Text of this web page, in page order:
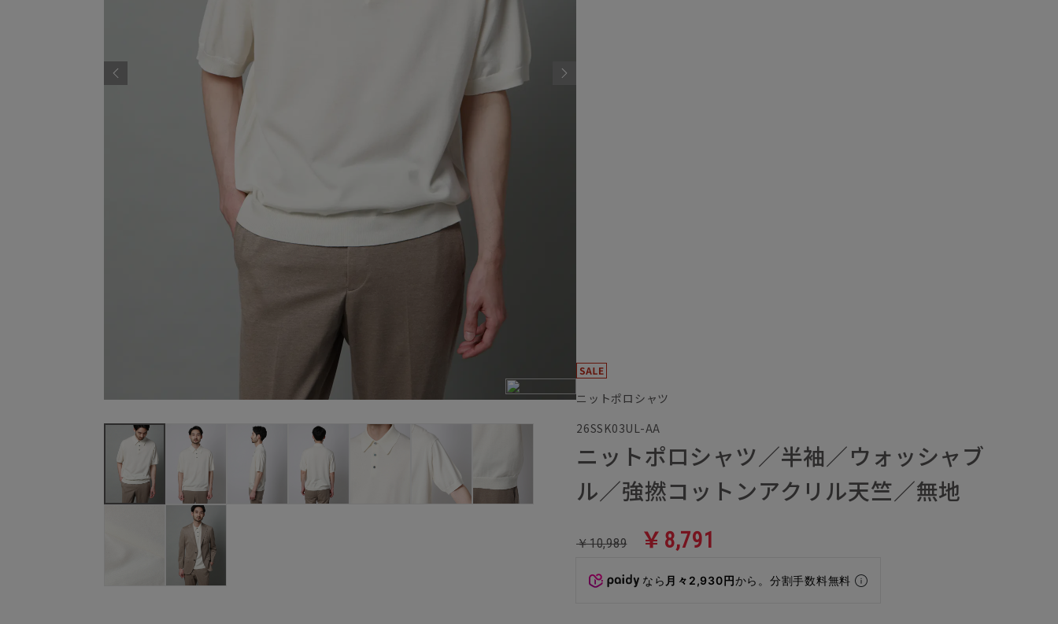
ニットポロシャツ
26SSK03UL-AA
ニットポロシャツ／半袖／ウォッシャブ
ル／強撚コットンアクリル天竺／無地
￥10,989 ￥8,791
なら 月々2,930円から。分割手数料無料